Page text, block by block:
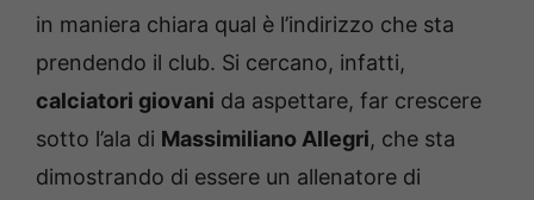
in maniera chiara qual è l’indirizzo che sta
prendendo il club. Si cercano, infatti,
calciatori giovani da aspettare, far crescere
sotto l’ala di Massimiliano Allegri, che sta
dimostrando di essere un allenatore di